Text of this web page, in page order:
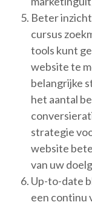
Beter
cursus
tools kunt
website te
belangrijke
het aantal
strategie
website
van uw
Up-to-date
een continu